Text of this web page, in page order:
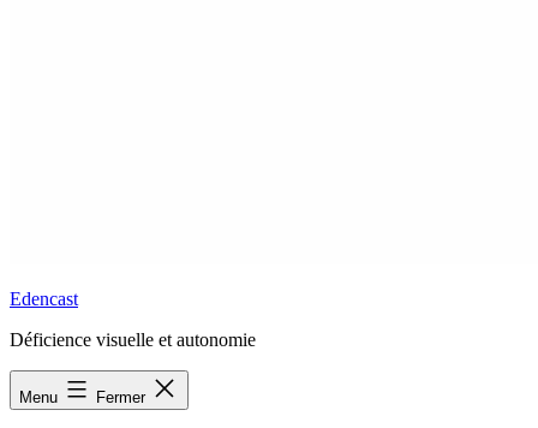
Edencast
Déficience visuelle et autonomie
Menu Fermer